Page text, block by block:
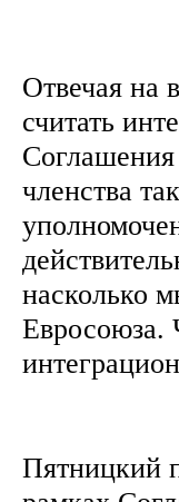
Отвечая на
считать
Соглашения
членства
насколько
Евросоюза.
Пятницкий